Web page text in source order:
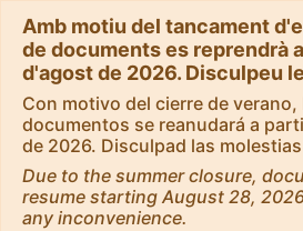
Amb motiu del tancament
de documents es reprendrà
d'agost de 2026. Disculpeu
Con motivo del cierre de
documentos se reanudará a
de 2026. Disculpad las molestias
Due to the summer closure,
resume starting August 28,
any inconvenience.